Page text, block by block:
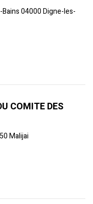
04000 Digne-les-
COMITE DES
Malijai